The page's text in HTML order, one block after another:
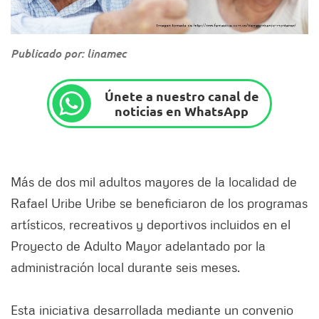
Publicado por: linamec
Únete a nuestro canal de
noticias en WhatsApp
Más de dos mil adultos mayores de la localidad de
Rafael Uribe Uribe se beneficiaron de los programas
artísticos, recreativos y deportivos incluidos en el
Proyecto de Adulto Mayor adelantado por la
administración local durante seis meses.
Esta iniciativa desarrollada mediante un convenio